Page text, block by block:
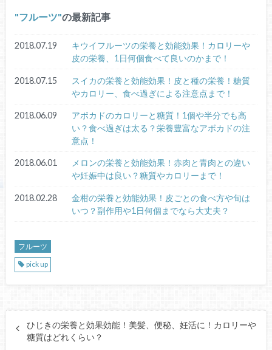
フルーツ の最新記事
2018.07.19
キウイフルーツの栄養と効能効果！カロリーや
皮の栄養、1日何個食べて良いのかまで！
2018.07.15
スイカの栄養と効能効果！皮と種の栄養！糖質
やカロリー、食べ過ぎによる注意点まで！
2018.06.09
アボカドのカロリーと糖質！1個や半分でも高
い？食べ過ぎは太る？栄養豊富なアボカドの注
意点！
2018.06.01
メロンの栄養と効能効果！赤肉と青肉との違い
や妊娠中は良い？糖質やカロリーまで！
2018.02.28
金柑の栄養と効能効果！皮ごとの食べ方や旬は
いつ？副作用や1日何個までなら大丈夫？
フルーツ
pick up
ひじきの栄養と効果効能！美髪、便秘、妊活に！カロリーや
糖質はどれくらい？